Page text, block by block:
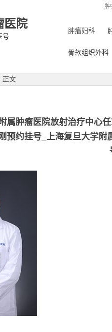
医院
号
肿瘤妇科
骨软组织外科
正文
属肿瘤医院放射治疗中心
预约挂号_上海复旦大学